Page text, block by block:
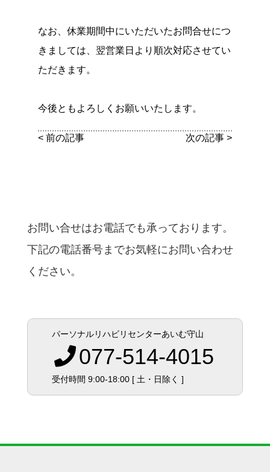
なお、休業期間中にいただいたお問合せにつ
きましては、翌営業日より順次対応させてい
ただきます。
今後ともよろしくお願いいたします。
< 前の記事 次の記事 >
お問い合せはお電話でも承っております。
下記の電話番号までお気軽にお問い合わせ
ください。
パーソナルリハビリセンターあいむ守山
077-514-4015
受付時間 9:00-18:00 [ 土・日除く ]